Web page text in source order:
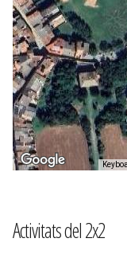
Activitats del 2x2